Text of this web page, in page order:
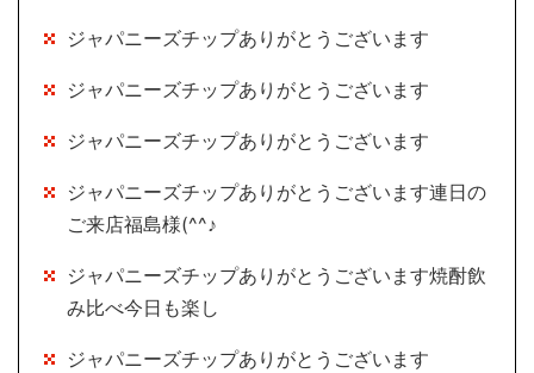
ジャパニーズチップありがとうございます
ジャパニーズチップありがとうございます
ジャパニーズチップありがとうございます
ジャパニーズチップありがとうございます連日の
ご来店福島様(^^♪
ジャパニーズチップありがとうございます焼酎飲
み比べ今日も楽し
ジャパニーズチップありがとうございます